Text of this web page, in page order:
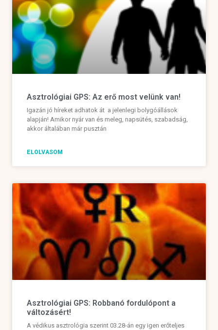
Asztrológiai GPS: Az erő most velünk van!
Igazán jó híreket adhatok át a jelenlegi bolygóállások
alapján! Amikor nyár van és meleg, napsütés, szabadság,
akkor általában már pusztán
ELOLVASOM
Asztrológiai GPS: Robbanó fordulópont a
változásért!
A védikus asztrológia szerint 03.28-án egy igen erőteljes